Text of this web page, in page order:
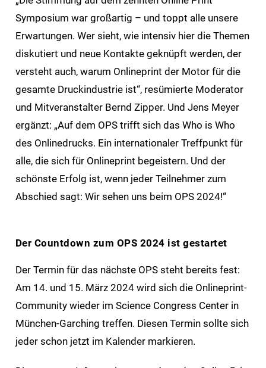
Symposium war großartig – und toppt alle unsere
Erwartungen. Wer sieht, wie intensiv hier die Themen
diskutiert und neue Kontakte geknüpft werden, der
versteht auch, warum Onlineprint der Motor für die
gesamte Druckindustrie ist“, resümierte Moderator
und Mitveranstalter Bernd Zipper. Und Jens Meyer
ergänzt: „Auf dem OPS trifft sich das Who is Who
des Onlinedrucks. Ein internationaler Treffpunkt für
alle, die sich für Onlineprint begeistern. Und der
schönste Erfolg ist, wenn jeder Teilnehmer zum
Abschied sagt: Wir sehen uns beim OPS 2024!“
Der Countdown zum OPS 2024 ist gestartet
Der Termin für das nächste OPS steht bereits fest:
Am 14. und 15. März 2024 wird sich die Onlineprint-
Community wieder im Science Congress Center in
München-Garching treffen. Diesen Termin sollte sich
jeder schon jetzt im Kalender markieren.